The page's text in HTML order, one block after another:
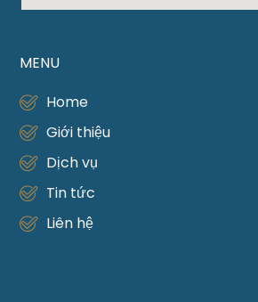
MENU
Home
Giới thiệu
Dịch vụ
Tin tức
Liên hệ